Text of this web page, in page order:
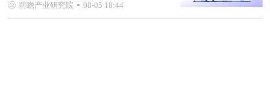
前瞻产业研究院 08-05 18:44